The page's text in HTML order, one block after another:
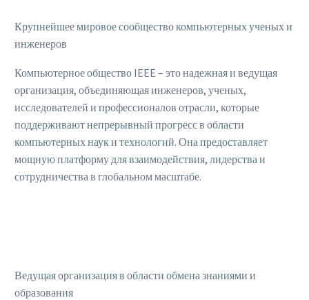
Крупнейшее мировое сообщество компьютерных ученых и
инженеров
Компьютерное общество IEEE – это надежная и ведущая
организация, объединяющая инженеров, ученых,
исследователей и профессионалов отрасли, которые
поддерживают непрерывный прогресс в области
компьютерных наук и технологий. Она предоставляет
мощную платформу для взаимодействия, лидерства и
сотрудничества в глобальном масштабе.
Ведущая организация в области обмена знаниями и
образования